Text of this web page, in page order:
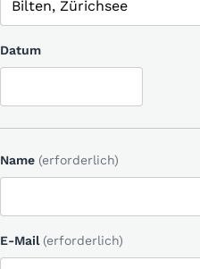
Datum
Name (erforderlich)
E-Mail (erforderlich)